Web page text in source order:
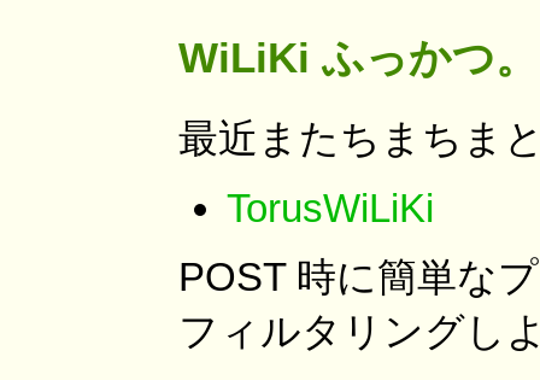
WiLiKi ふっかつ。
最近またちまちま
TorusWiLiKi
POST 時に簡単な
フィルタリングし